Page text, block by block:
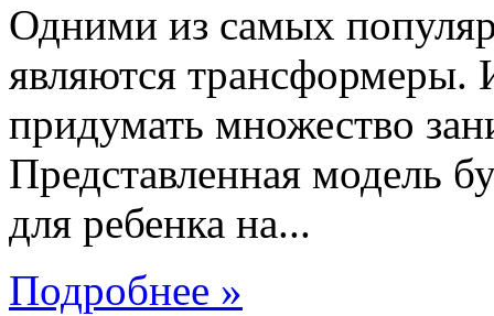
Одними из самых
являются
придумать множество
Представленная модель
для ребенка на...
Подробнее »